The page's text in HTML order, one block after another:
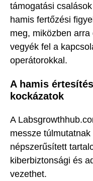
támogatási
hamis fertőzési
meg, miközben
vegyék fel a
operátorokkal.
A hamis
kockázatok
A
messze
népszerűsített
kiberbiztonsági és
vezethet.